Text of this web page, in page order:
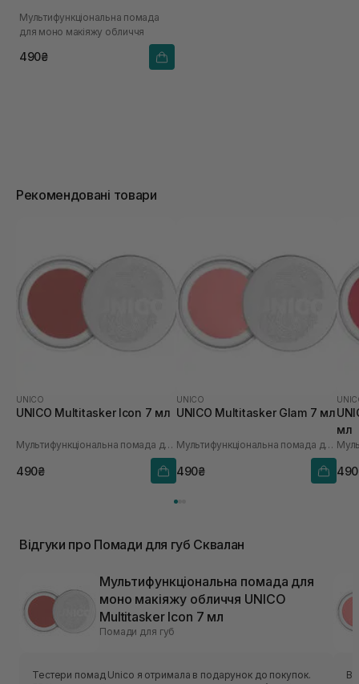
Мультифункціональна помада
для моно макіяжу обличчя
490₴
Рекомендовані товари
UNICO
UNICO Multitasker Icon 7 мл
Мультифункціональна помада для моно макіяжу обличчя
490₴
UNICO
UNICO Multitasker Glam 7 мл
Мультифункціональна помада для моно макіяжу обличчя
490₴
мл
Відгуки про Помади для губ Сквалан
Мультифункціональна помада для
моно макіяжу обличчя UNICO
Multitasker Icon 7 мл
Помади для губ
Тестери помад Unico я отримала в подарунок до покупок.